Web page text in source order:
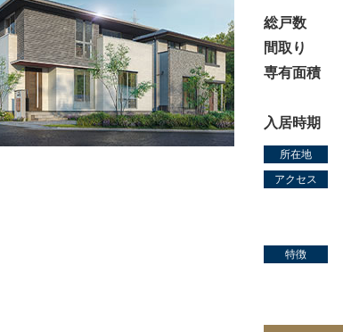
総戸数
間取り
専有面積
入居時期
所在地
アクセス
特徴